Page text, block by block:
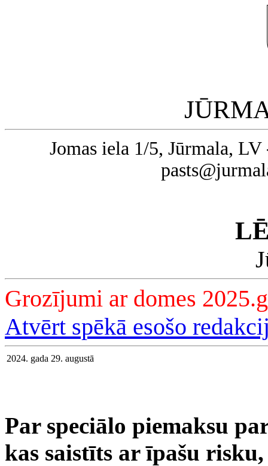
Jomas iela 1/5, Jūrmala,
Grozījumi ar domes
Atvērt spēkā esošo
2024. gada 29. augustā
Par speciālo piemaksu
kas saistīts ar īpašu risku,